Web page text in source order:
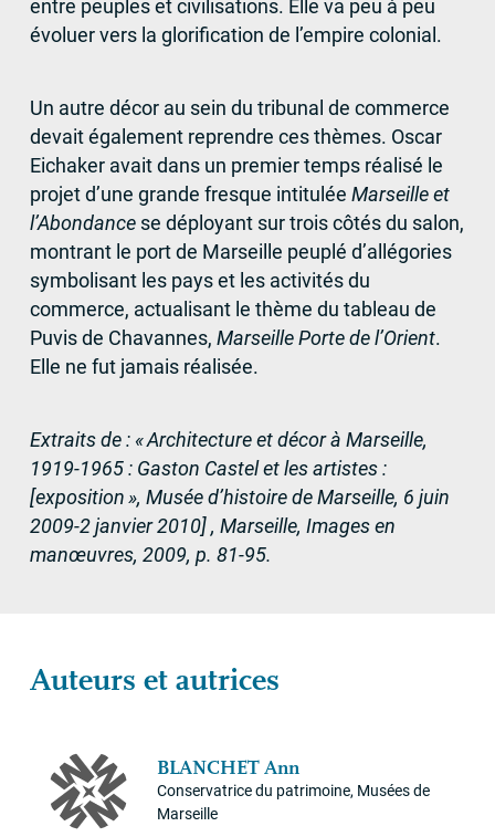
entre peuples et civilisations. Elle va peu à peu
évoluer vers la glorification de l’empire colonial.
Un autre décor au sein du tribunal de commerce
devait également reprendre ces thèmes. Oscar
Eichaker avait dans un premier temps réalisé le
projet d’une grande fresque intitulée Marseille et
l’Abondancese déployant sur trois côtés du salon,
montrant le port de Marseille peuplé d’allégories
symbolisant les pays et les activités du
commerce, actualisant le thème du tableau de
Puvis de Chavannes, Marseille Porte de l’Orient.
Elle ne fut jamais réalisée.
Extraits de : «Architecture et décor à Marseille,
1919-1965 : Gaston Castel et les artistes :
[exposition», Musée d’histoire de Marseille, 6 juin
2009-2 janvier 2010] , Marseille, Images en
manœuvres, 2009, p. 81-95.
Auteurs et autrices
BLANCHETAnn
Conservatrice du patrimoine, Musées de
Marseille